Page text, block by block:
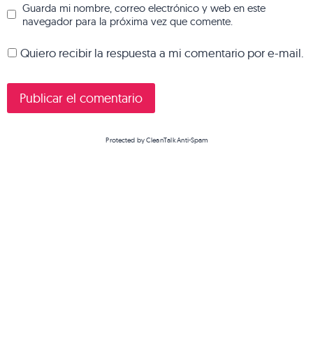
Guarda mi nombre, correo electrónico y web en este
navegador para la próxima vez que comente.
Quiero recibir la respuesta a mi comentario por e-mail.
Protected byCleanTalk Anti-Spam